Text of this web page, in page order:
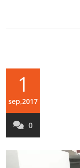
1
sep,2017
0